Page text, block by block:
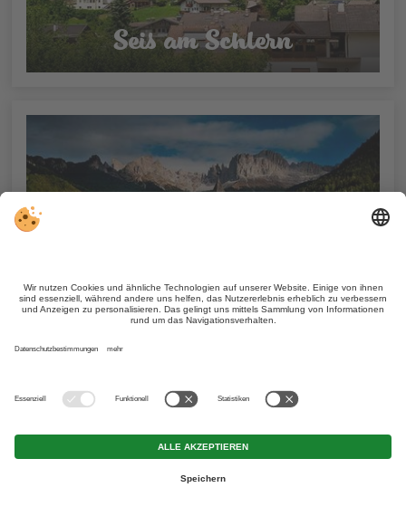
Seis am Schlern
Tiers am Rosengarten